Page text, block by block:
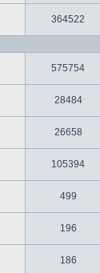
364522
575754
28484
26658
105394
499
196
186